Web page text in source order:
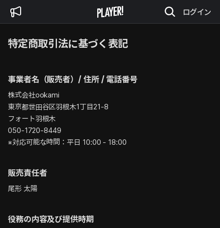
ログイン
特定商取引法に基づく表記
事業者名（販売者）/ 住所 / 電話番号
株式会社ookami
東京都世田谷区羽根木1丁目21-8
フォート羽根木
050-1720-8449
※対応可能な時間：平日 10:00 - 18:00
販売責任者
尾形 太陽
役務の内容及び提供時期